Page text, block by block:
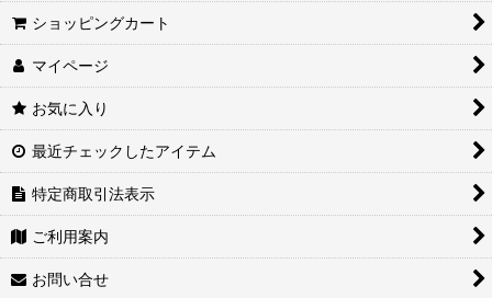
ショッピングカート
マイページ
お気に入り
最近チェックしたアイテム
特定商取引法表示
ご利用案内
お問い合せ